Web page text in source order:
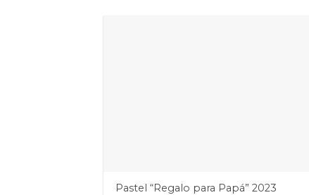
Pastel “Regalo para Papá” 2023